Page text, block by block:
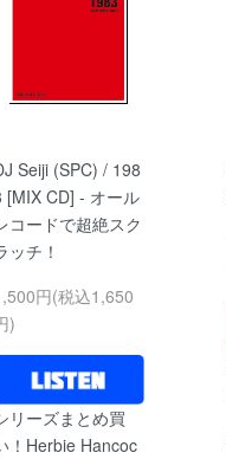
Seiji (SPC) / 198
[MIX CD] - オール
コードで超絶スク
ッチ！
円(税込1,650
)
リーズまとめ買
！Herbie Hancoc